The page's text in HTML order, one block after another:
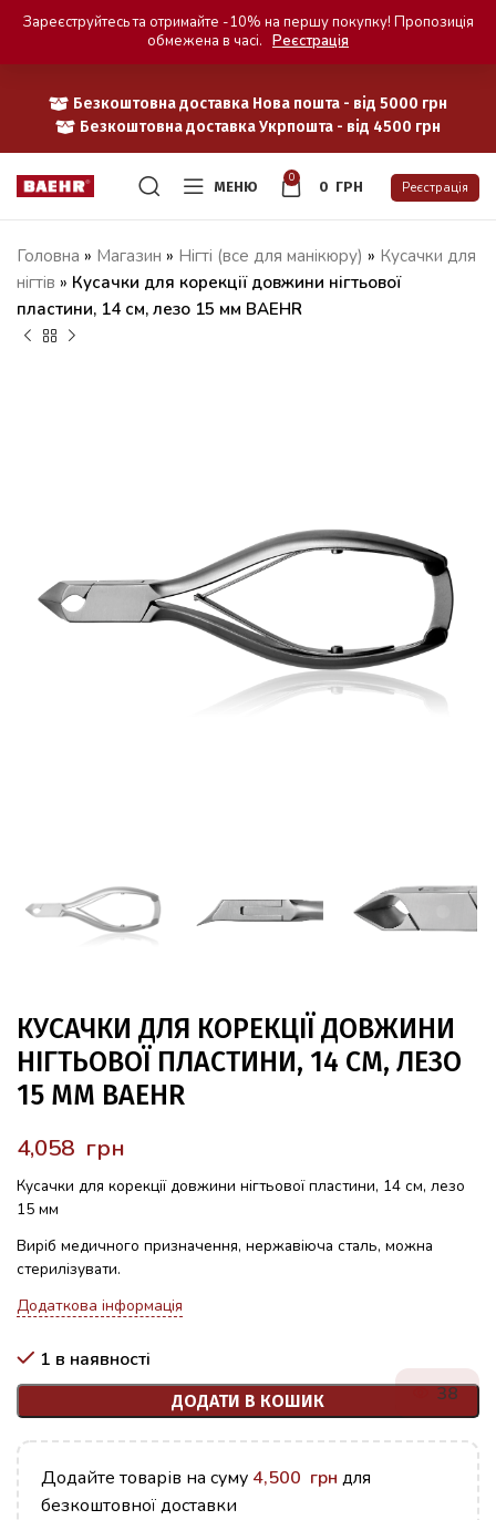
Безкоштовна доставка Нова пошта - від 5000 грн
Безкоштовна доставка Укрпошта - від 4500 грн
МЕНЮ
0
0 ГРН Реєстрація
Головна » Магазин » Нігті (все для манікюру) » Кусачки для
нігтів » Кусачки для корекції довжини нігтьової
пластини, 14 см, лезо 15 мм BAEHR
КУСАЧКИ ДЛЯ КОРЕКЦІЇ ДОВЖИНИ
НІГТЬОВОЇ ПЛАСТИНИ, 14 СМ, ЛЕЗО
15 ММ BAEHR
грн
Кусачки для корекції довжини нігтьової пластини, 14 см, лезо
15 мм
Виріб медичного призначення, нержавіюча сталь, можна
стерилізувати.
Додаткова інформація
1 в наявності
ДОДАТИ В КОШИК 38
Додайте товарів на суму 4,500 грн для
безкоштовної доставки
Зареєструйтесь та отримайте -10% на першу покупку! Пропозиція
обмежена в часі. Реєстрація